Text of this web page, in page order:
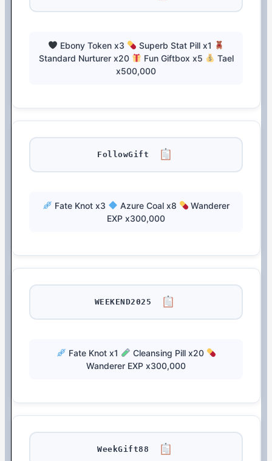
Ebony Token x3
Superb Stat Pill x1
Standard Nurturer x20
Fun Giftbox x5
Tael
x500,000
FollowGift
Fate Knot x3 Azure Coal x8
Wanderer
EXP x300,000
WEEKEND2025
Fate Knot x1
Cleansing Pill x20
Wanderer EXP x300,000
WeekGift88